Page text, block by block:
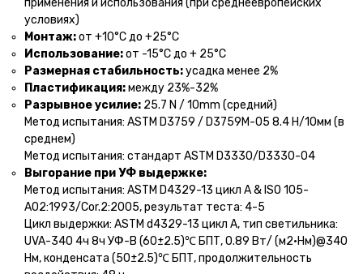
применения и использования (при среднеевропейских
условиях)
Монтаж:от +10°С до +25°С
Использование:от -15°С до + 25°С
Размерная стабильность:усадка менее 2%
Пластификация:между 23%-32%
Разрывное усилие: 25.7 N / 10mm (средний)
Метод испытания: ASTM D3759 / D3759M-05 8.4 Н/10мм (в
среднем)
Метод испытания: стандарт ASTM D3330/D3330-04
Выгорание при УФ выдержке:
Метод испытания: ASTM D4329-13 цикл A & ISO 105-
A02:1993/Cor.2:2005, результат теста: 4-5
Цикл выдержки: ASTM d4329-13 цикл A, тип светильника:
UVA-340 4ч 8ч УФ-В (60±2.5)℃ БПТ, 0.89 Вт/ (м2•Нм)@340
Нм, конденсата (50±2.5)℃ БПТ, продолжительность